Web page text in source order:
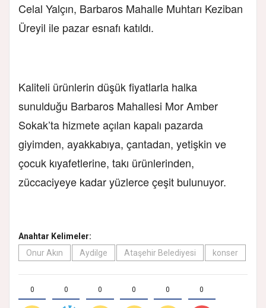
Celal Yalçın, Barbaros Mahalle Muhtarı Keziban
Üreyil ile pazar esnafı katıldı.
Kaliteli ürünlerin düşük fiyatlarla halka
sunulduğu Barbaros Mahallesi Mor Amber
Sokak’ta hizmete açılan kapalı pazarda
giyimden, ayakkabıya, çantadan, yetişkin ve
çocuk kıyafetlerine, takı ürünlerinden,
züccaciyeye kadar yüzlerce çeşit bulunuyor.
Anahtar Kelimeler:
Onur Akın
Aydilge Ataşehir Belediyesi konser
0 0 0 0 0 0